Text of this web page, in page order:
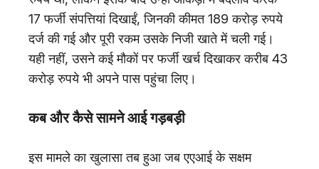
17 फर्जी संपत्तियां दिखाईं, जिनकी कीमत 189 करोड़ रुपये
दर्ज की गई और पूरी रकम उसके निजी खाते में चली गई।
यही नहीं, उसने कई मौकों पर फर्जी खर्च दिखाकर करीब 43
करोड़ रुपये भी अपने पास पहुंचा लिए।
कब और कैसे सामने आई गड़बड़ी
इस मामले का खुलासा तब हुआ जब एएआई के सक्षम